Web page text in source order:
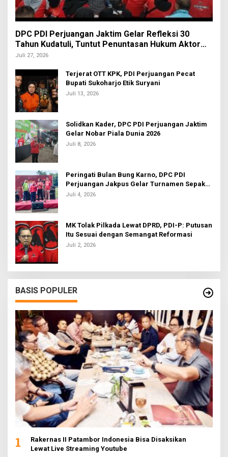
DPC PDI Perjuangan Jaktim Gelar Refleksi 30
Tahun Kudatuli, Tuntut Penuntasan Hukum Aktor
Intelektual
Juli 27, 2026
Terjerat OTT KPK, PDI Perjuangan Pecat
Bupati Sukoharjo Etik Suryani
Juli 13, 2026
Solidkan Kader, DPC PDI Perjuangan Jaktim
Gelar Nobar Piala Dunia 2026
Juli 8, 2026
Peringati Bulan Bung Karno, DPC PDI
Perjuangan Jakpus Gelar Turnamen Sepak
Bola U-20
Juli 4, 2026
MK Tolak Pilkada Lewat DPRD, PDI-P: Putusan
Itu Sesuai dengan Semangat Reformasi
Juli 2, 2026
BASIS POPULER
1
Rakernas II Patambor Indonesia Bisa Disaksikan
Lewat Live Streaming Youtube